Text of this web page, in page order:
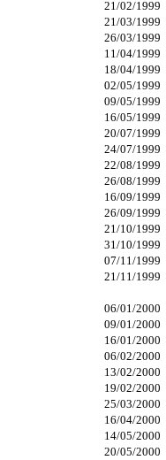
21/02/1999
21/03/1999
26/03/1999
11/04/1999
18/04/1999
02/05/1999
09/05/1999
16/05/1999
20/07/1999
24/07/1999
22/08/1999
26/08/1999
16/09/1999
26/09/1999
21/10/1999
31/10/1999
07/11/1999
21/11/1999
06/01/2000
09/01/2000
16/01/2000
06/02/2000
13/02/2000
19/02/2000
25/03/2000
16/04/2000
14/05/2000
20/05/2000